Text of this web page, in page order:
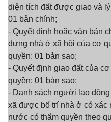
diện tích đất được giao và
01 bản chính;
- Quyết định hoặc văn bản
dựng nhà ở xã hội của cơ
quyền: 01 bản sao;
- Quyết định giao đất của
quyền: 01 bản sao;
- Danh sách người lao
xã được bố trí nhà ở có xác
nước có thẩm quyền theo